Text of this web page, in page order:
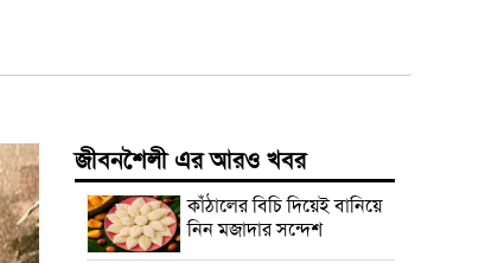
জীবনশৈলী এর আরও খবর
কাঁঠালের বিচি দিয়েই বানিয়ে
নিন মজাদার সন্দেশ